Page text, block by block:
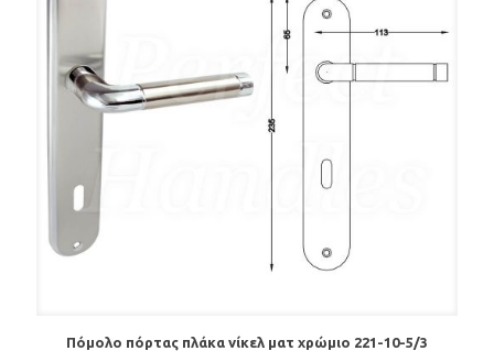
Πόμολο πόρτας πλάκα νίκελ ματ χρώμιο 221-10-5/3